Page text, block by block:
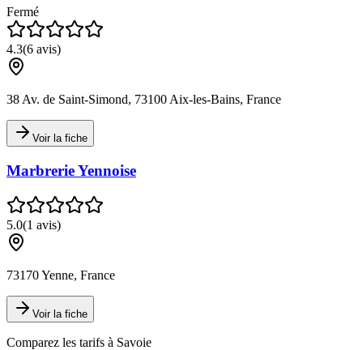
Fermé
4.3(6 avis)
38 Av. de Saint-Simond, 73100 Aix-les-Bains, France
Voir la fiche
Marbrerie Yennoise
5.0(1 avis)
73170 Yenne, France
Voir la fiche
Comparez les tarifs à Savoie